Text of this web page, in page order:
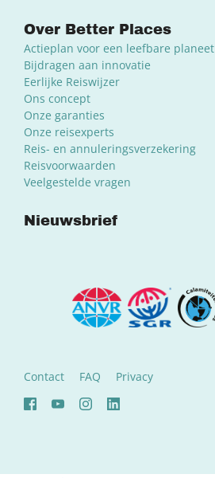
Over Better Places
Actieplan voor een leefbare planeet
Bijdragen aan innovatie
Eerlijke Reiswijzer
Ons concept
Onze garanties
Onze reisexperts
Reis- en annuleringsverzekering
Reisvoorwaarden
Veelgestelde vragen
Nieuwsbrief
Contact FAQ Privacy